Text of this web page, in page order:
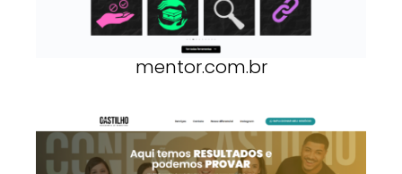
mentor.com.br